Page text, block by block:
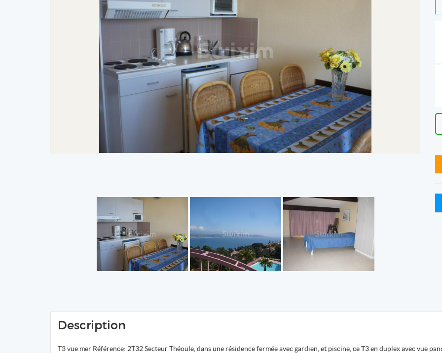
Description
T3 vue mer Référence: 2T32 Secteur Théoule, dans une résidence fermée avec gardien, et piscine, ce T3 en duplex avec vue